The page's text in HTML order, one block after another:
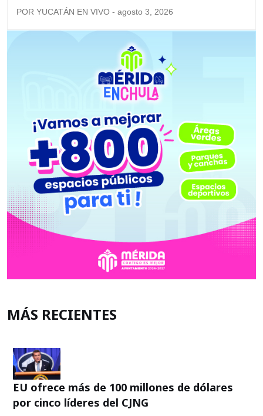
POR YUCATÁN EN VIVO - agosto 3, 2026
MÁS RECIENTES
EU ofrece más de 100 millones de dólares
por cinco líderes del CJNG